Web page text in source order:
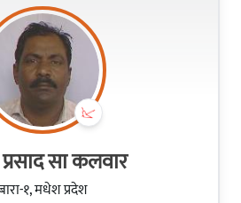
प्रसाद सा कलवार
१, मधेश प्रदेश